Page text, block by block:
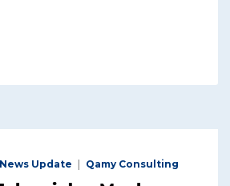
News Update Qamy Consulting